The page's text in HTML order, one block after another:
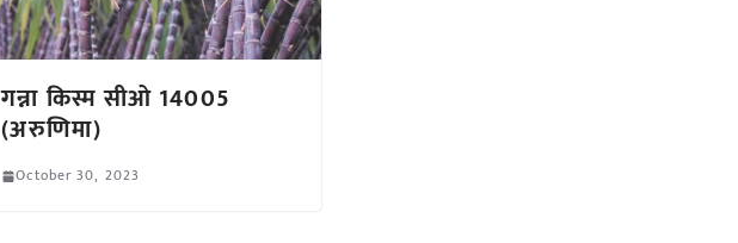
गन्ना किस्म सीओ 14005
(अरुणिमा)
October 30, 2023